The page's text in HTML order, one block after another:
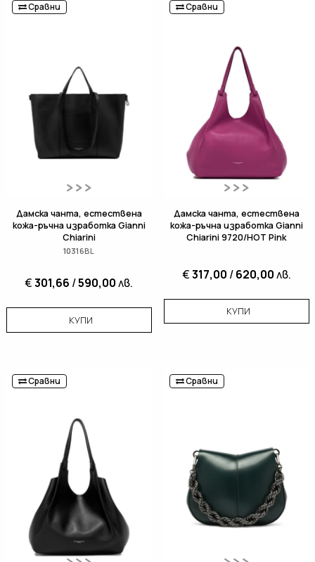
Сравни
Дамска чанта, естествена
кожа-ръчна изработка Gianni
Chiarini
10316BL
€301,66 /590,00лв.
КУПИ
Сравни
Дамска чанта, естествена
кожа-ръчна изработка Gianni
Chiarini 9720/HOT Pink
€317,00 /620,00лв.
КУПИ
Сравни Сравни